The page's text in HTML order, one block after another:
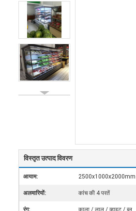
विस्तृत उत्पाद विवरण
आयाम: 2500x1000x2000mm
अलमारियों: कांच की 4 परतें
रंग: काला / लाल / व्हाइट / ब्लू